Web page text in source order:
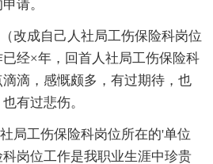
请。
改成自己人社局工伤保险科岗位
经×年，回首人社局工伤保险科
滴，感慨颇多，有过期待，也
有过悲伤。
局工伤保险科岗位所在的'单位
岗位工作是我职业生涯中珍贵